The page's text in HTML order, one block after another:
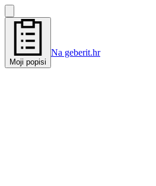
Moji popisi
Na geberit.hr